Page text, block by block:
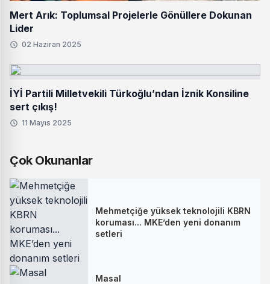
Mert Arık: Toplumsal Projelerle Gönüllere Dokunan
Lider
02 Haziran 2025
İYİ Partili Milletvekili Türkoğlu’ndan İznik Konsiline
sert çıkış!
11 Mayıs 2025
Çok Okunanlar
Mehmetçiğe yüksek teknolojili KBRN
koruması... MKE’den yeni donanım
setleri
Masal